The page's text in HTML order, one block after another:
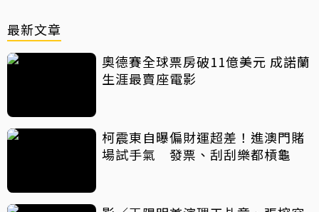
最新文章
奧德賽全球票房破11億美元 成諾蘭
生涯最賣座電影
柯震東自曝偏財運超差！進澳門賭
場試手氣 發票、刮刮樂都槓龜